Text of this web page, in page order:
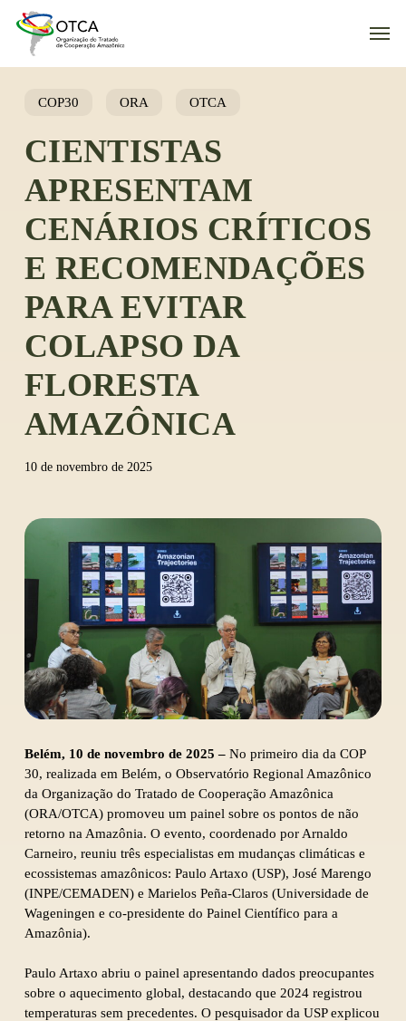
content
Menu
COP30 ORA OTCA
CIENTISTAS
APRESENTAM
CENÁRIOS CRÍTICOS
E RECOMENDAÇÕES
PARA EVITAR
COLAPSO DA
FLORESTA
AMAZÔNICA
10 de novembro de 2025
Belém, 10 de novembro de 2025 – No primeiro dia da COP
30, realizada em Belém, o Observatório Regional Amazônico
da Organização do Tratado de Cooperação Amazônica
(ORA/OTCA) promoveu um painel sobre os pontos de não
retorno na Amazônia. O evento, coordenado por Arnaldo
Carneiro, reuniu três especialistas em mudanças climáticas e
ecossistemas amazônicos: Paulo Artaxo (USP), José Marengo
(INPE/CEMADEN) e Marielos Peña-Claros (Universidade de
Wageningen e co-presidente do Painel Científico para a
Amazônia).
Paulo Artaxo abriu o painel apresentando dados preocupantes
sobre o aquecimento global, destacando que 2024 registrou
temperaturas sem precedentes. O pesquisador da USP explicou